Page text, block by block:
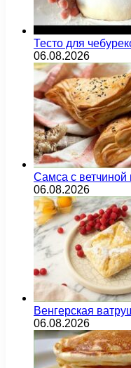
Тесто для
06.08.2026
Самса с ветчиной
06.08.2026
Венгерская
06.08.2026